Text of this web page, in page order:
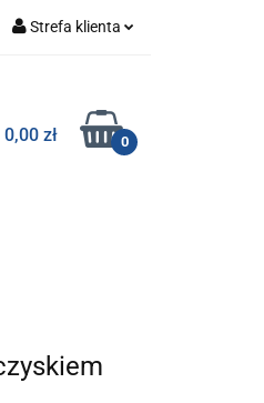
Strefa klienta
Zarejestruj się
Dodaj zgłoszenie
0,00 zł 0